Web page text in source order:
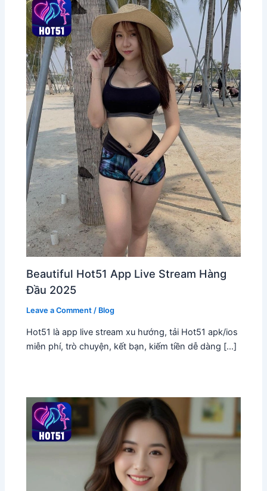
Beautiful Hot51 App Live Stream Hàng
Đầu 2025
Leave a Comment / Blog
Hot51 là app live stream xu hướng, tải Hot51 apk/ios
miễn phí, trò chuyện, kết bạn, kiếm tiền dễ dàng […]